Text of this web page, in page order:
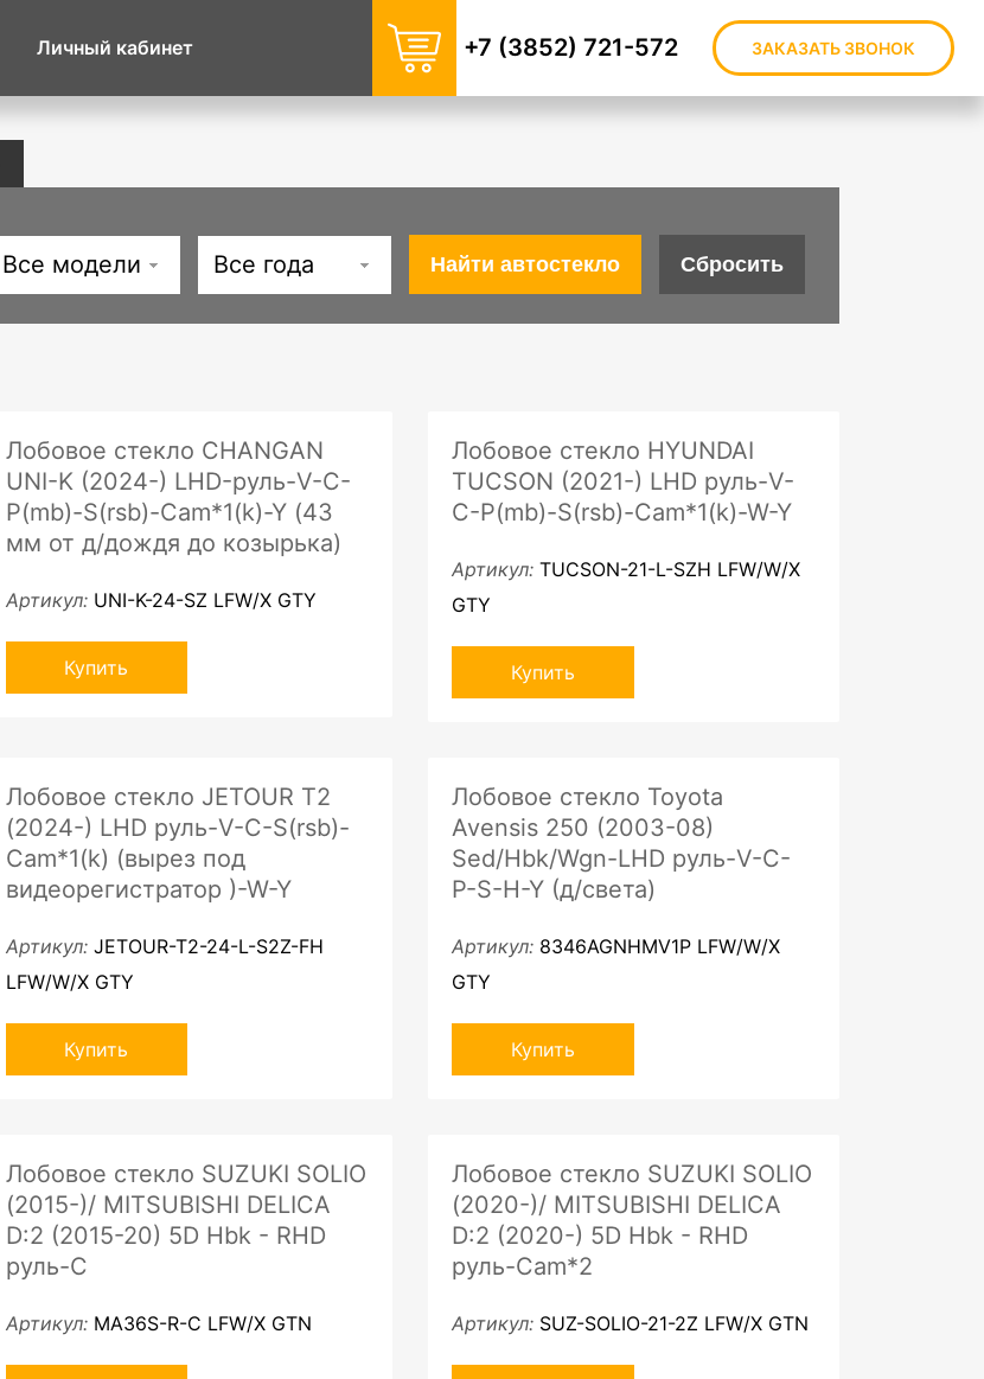
Личный кабинет +7 (3852) 721-572 ЗАКАЗАТЬ ЗВОНОК
Все модели Все года
Лобовое стекло CHANGAN
UNI-K (2024-) LHD-руль-V-C-
P(mb)-S(rsb)-Cam*1(k)-Y (43
мм от д/дождя до козырька)
Артикул: UNI-K-24-SZ LFW/X GTY
Купить
Лобовое стекло HYUNDAI
TUCSON (2021-) LHD руль-V-
C-P(mb)-S(rsb)-Cam*1(k)-W-Y
Артикул:TUCSON-21-L-SZH LFW/W/X
GTY
Купить
Лобовое стекло JETOUR T2
(2024-) LHD руль-V-C-S(rsb)-
Cam*1(k) (вырез под
видеорегистратор )-W-Y
Артикул: JETOUR-T2-24-L-S2Z-FH
LFW/W/X GTY
Купить
Лобовое стекло Toyota
Avensis 250 (2003-08)
Sed/Hbk/Wgn-LHD руль-V-C-
P-S-H-Y (д/света)
Артикул: 8346AGNHMV1P LFW/W/X
GTY
Купить
Лобовое стекло SUZUKI SOLIO
(2015-)/ MITSUBISHI DELICA
D:2 (2015-20) 5D Hbk - RHD
руль-C
Артикул: MA36S-R-C LFW/X GTN
Лобовое стекло SUZUKI SOLIO
(2020-)/ MITSUBISHI DELICA
D:2 (2020-) 5D Hbk - RHD
руль-Cam*2
Артикул: SUZ-SOLIO-21-2Z LFW/X GTN